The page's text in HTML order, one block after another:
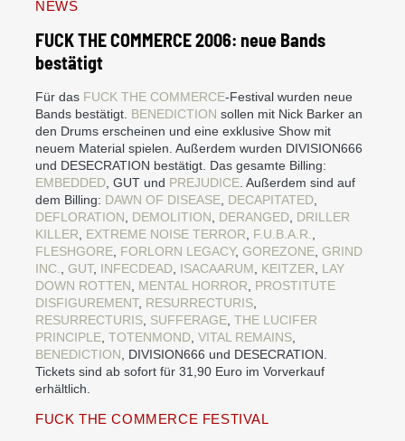
NEWS
FUCK THE COMMERCE 2006: neue Bands
bestätigt
Für das FUCK THE COMMERCE-Festival wurden neue
Bands bestätigt. BENEDICTION sollen mit Nick Barker an
den Drums erscheinen und eine exklusive Show mit
neuem Material spielen. Außerdem wurden DIVISION666
und DESECRATION bestätigt. Das gesamte Billing:
EMBEDDED , GUT und PREJUDICE . Außerdem sind auf
dem Billing: DAWN OF DISEASE DECAPITATED
DEFLORATION
DEMOLITION DERANGED DRILLER
KILLER
EXTREME NOISE TERROR F.U.B.A.R.
FLESHGORE FORLORN LEGACY, GOREZONE GRIND
INC.
GUT, INFECDEAD ISACAARUM KEITZER
LAY
DOWN ROTTEN
MENTAL HORROR
PROSTITUTE
DISFIGUREMENT, RESURRECTURIS
RESURRECTURIS SUFFERAGE THE LUCIFER
PRINCIPLE TOTENMOND VITAL REMAINS
BENEDICTION , DIVISION666 und DESECRATION.
Tickets sind ab sofort für 31,90 Euro im Vorverkauf
erhältlich.
FUCK THE COMMERCE FESTIVAL